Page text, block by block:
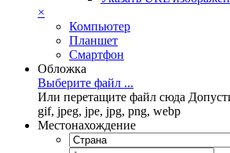
×
Компьютер
Планшет
Смартфон
Обложка
Выберите файл ...
Или перетащите файл сюда
gif, jpeg, jpe, jpg, png, webp
Местонахождение